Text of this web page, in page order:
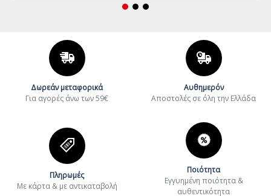
Δωρεάν μεταφορικά
Για αγορές άνω των 59€
Αυθημερόν
Aποστολές σε όλη την Ελλάδα
Πληρωμές
Με κάρτα & με αντικαταβολή
Ποιότητα
Εγγυημένη ποιότητα &
αυθεντικότητα